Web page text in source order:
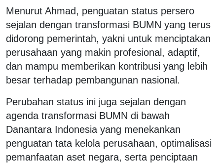
Menurut Ahmad, penguatan status persero
sejalan dengan transformasi BUMN yang terus
didorong pemerintah, yakni untuk menciptakan
perusahaan yang makin profesional, adaptif,
dan mampu memberikan kontribusi yang lebih
besar terhadap pembangunan nasional.
Perubahan status ini juga sejalan dengan
agenda transformasi BUMN di bawah
Danantara Indonesia yang menekankan
penguatan tata kelola perusahaan, optimalisasi
pemanfaatan aset negara, serta penciptaan